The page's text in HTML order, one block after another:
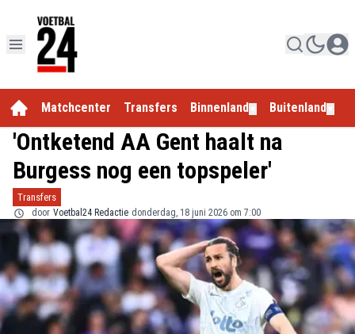
Matchcenter Transfers Binnenland Buitenland
'Ontketend AA Gent haalt na
Burgess nog een topspeler'
Transfers
door Voetbal24 Redactie donderdag, 18 juni 2026 om 7:00